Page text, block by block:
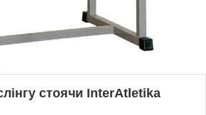
стоячи InterAtletika